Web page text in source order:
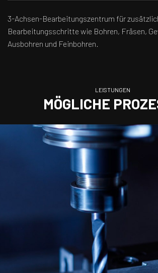
3-Achsen-Bearbeitungszentrum für
Bearbeitungsschritte wie Bohren, Fräsen,
Ausbohren und Feinbohren.
LEISTUNGEN
MÖGLICHE